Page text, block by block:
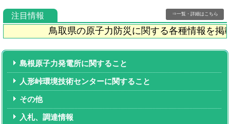
注目情報 ⇒一覧・詳細はこちら
鳥取県の原子力防災に関する各種情報を掲
島根原子力発電所に関すること
人形峠環境技術センターに関すること
その他
入札、調達情報